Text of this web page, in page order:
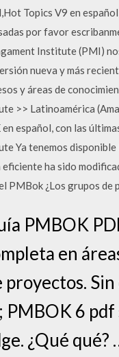
Topics V9 en
por favor
Institute (PMI)
nueva y más
y áreas de
>> Latinoamérica
español, con las
Ya tenemos
ha sido
PMBok ¿Los grupos
PMBOK
en
proyectos.
6
¿Qué